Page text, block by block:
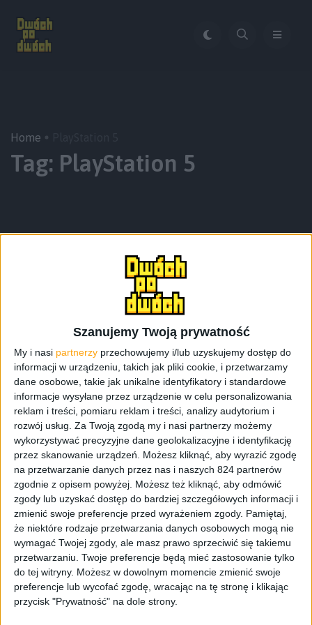
Szanujemy Twoją prywatność
My i nasi partnerzy przechowujemy i/lub uzyskujemy dostęp do
informacji w urządzeniu, takich jak pliki cookie, i przetwarzamy
dane osobowe, takie jak unikalne identyfikatory i standardowe
informacje wysyłane przez urządzenie w celu personalizowania
reklam i treści, pomiaru reklam i treści, analizy audytorium i
rozwój usług. Za Twoją zgodą my i nasi partnerzy możemy
wykorzystywać precyzyjne dane geolokalizacyjne i identyfikację
przez skanowanie urządzeń. Możesz kliknąć, aby wyrazić zgodę
na przetwarzanie danych przez nas i naszych 824 partnerów
zgodnie z opisem powyżej. Możesz też kliknąć, aby odmówić
zgody lub uzyskać dostęp do bardziej szczegółowych informacji i
zmienić swoje preferencje przed wyrażeniem zgody. Pamiętaj,
że niektóre rodzaje przetwarzania danych osobowych mogą nie
wymagać Twojej zgody, ale masz prawo sprzeciwić się takiemu
przetwarzaniu. Twoje preferencje będą mieć zastosowanie tylko
do tej witryny. Możesz w dowolnym momencie zmienić swoje
preferencje lub wycofać zgodę, wracając na tę stronę i klikając
przycisk "Prywatność" na dole strony.
Home
Tag: PlayStation 5
Gry Recenzje gier
Nowy Pajączek, stare rozwiązania.
Marvel’s Spider-Man: Miles Morales –
recenzja